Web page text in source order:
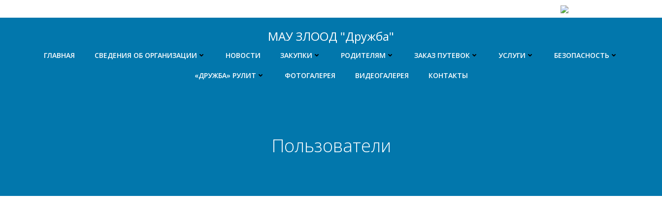
МАУ ЗЛООД "Дружба"
ГЛАВНАЯ СВЕДЕНИЯ ОБ ОРГАНИЗАЦИИ НОВОСТИ ЗАКУПКИ РОДИТЕЛЯМ ЗАКАЗ ПУТЕВОК УСЛУГИ БЕЗОПАСНОСТЬ
«ДРУЖБА» РУЛИТ ФОТОГАЛЕРЕЯ ВИДЕОГАЛЕРЕЯ КОНТАКТЫ
Пользователи